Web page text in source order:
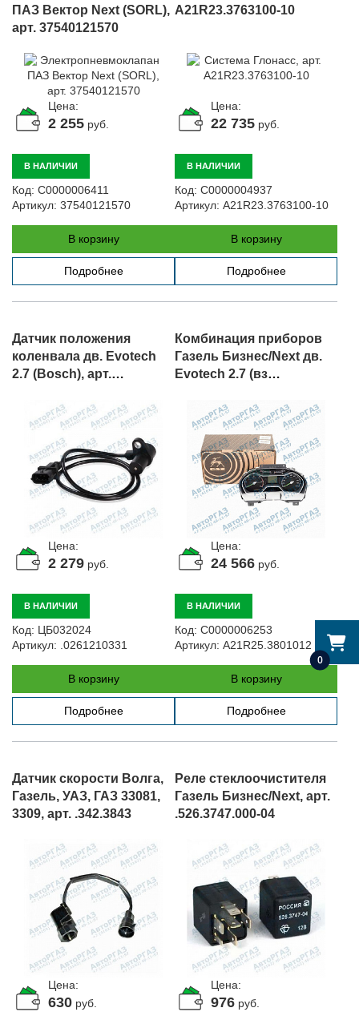
0
ПАЗ Вектор Next (SORL),
арт. 37540121570
Цена:
2 255 руб.
В НАЛИЧИИ
Код: С0000006411
Артикул: 37540121570
В корзину
Подробнее
A21R23.3763100-10
Цена:
22 735 руб.
В НАЛИЧИИ
Код: С0000004937
Артикул: A21R23.3763100-10
В корзину
Подробнее
Датчик положения
коленвала дв. Evotech
2.7 (Bosch), арт.
Цена:
2 279 руб.
В НАЛИЧИИ
Код: ЦБ032024
Артикул: .0261210331
В корзину
Подробнее
Комбинация приборов
Газель Бизнес/Next дв.
Evotech 2.7 (вз
A21R25.3801012
Цена:
24 566 руб.
В НАЛИЧИИ
Код: С0000006253
Артикул: A21R25.3801012
В корзину
Подробнее
Датчик скорости Волга,
Газель, УАЗ, ГАЗ 33081,
3309, арт. .342.3843
Цена:
630 руб.
Реле стеклоочистителя
Газель Бизнес/Next, арт.
.526.3747.000-04
Цена:
976 руб.